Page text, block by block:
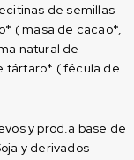
de semillas
( masa de cacao*,
natural de
tártaro* ( fécula de
y prod.a base de
y derivados